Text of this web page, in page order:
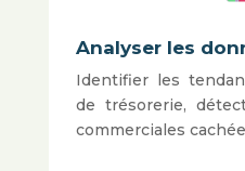
Analyser les
Identifier les
de trésorerie,
commerciales